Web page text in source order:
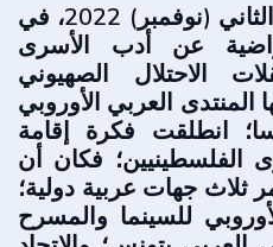
في الخامس من تشرين الثاني (نوفمبر) 2022، في
عن أدب الأسرى
الاحتلال الصهيوني
المنتدى العربي الأوروبي
انطلقت فكرة إقامة
الفلسطينيين؛ فكان أن
ثلاث جهات عربية دولية؛
للسينما والمسرح